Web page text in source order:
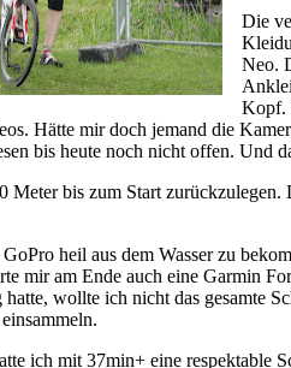
Die
Neo.
Kopf.
Hätte mir doch jemand die
bis heute noch nicht offen. Und
Meter bis zum Start
heil aus dem Wasser zu
mir am Ende auch eine Garmin
wollte ich nicht das gesamte
ich mit 37min+ eine respektable